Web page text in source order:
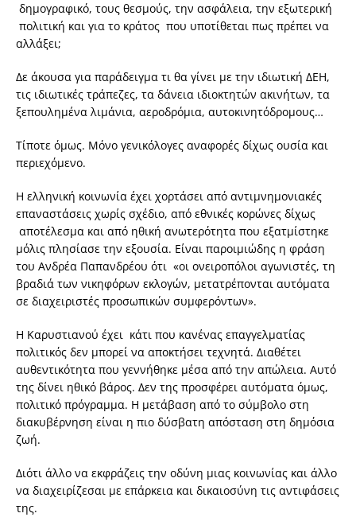
δημογραφικό, τους θεσμούς, την ασφάλεια, την εξωτερική
πολιτική και για το κράτος που υποτίθεται πως πρέπει να
αλλάξει;
Δε άκουσα για παράδειγμα τι θα γίνει με την ιδιωτική ΔΕΗ,
τις ιδιωτικές τράπεζες, τα δάνεια ιδιοκτητών ακινήτων, τα
ξεπουλημένα λιμάνια, αεροδρόμια, αυτοκινητόδρομους…
Τίποτε όμως. Μόνο γενικόλογες αναφορές δίχως ουσία και
περιεχόμενο.
Η ελληνική κοινωνία έχει χορτάσει από αντιμνημονιακές
επαναστάσεις χωρίς σχέδιο, από εθνικές κορώνες δίχως
αποτέλεσμα και από ηθική ανωτερότητα που εξατμίστηκε
μόλις πλησίασε την εξουσία. Είναι παροιμιώδης η φράση
του Ανδρέα Παπανδρέου ότι «οι ονειροπόλοι αγωνιστές, τη
βραδιά των νικηφόρων εκλογών, μετατρέπονται αυτόματα
σε διαχειριστές προσωπικών συμφερόντων».
Η Καρυστιανού έχει κάτι που κανένας επαγγελματίας
πολιτικός δεν μπορεί να αποκτήσει τεχνητά. Διαθέτει
αυθεντικότητα που γεννήθηκε μέσα από την απώλεια. Αυτό
της δίνει ηθικό βάρος. Δεν της προσφέρει αυτόματα όμως,
πολιτικό πρόγραμμα. Η μετάβαση από το σύμβολο στη
διακυβέρνηση είναι η πιο δύσβατη απόσταση στη δημόσια
ζωή.
Διότι άλλο να εκφράζεις την οδύνη μιας κοινωνίας και άλλο
να διαχειρίζεσαι με επάρκεια και δικαιοσύνη τις αντιφάσεις
της.